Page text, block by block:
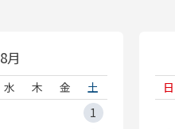
8月
水 木 金
土
1
日